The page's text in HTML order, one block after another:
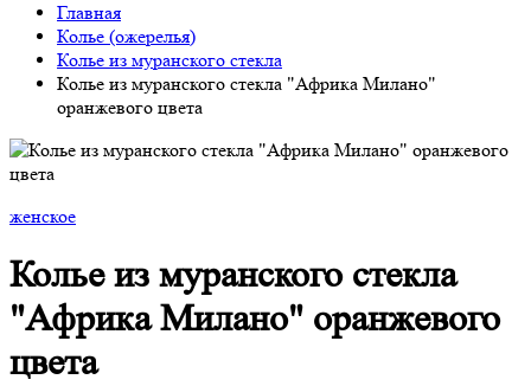
Главная
Колье (ожерелья)
Колье из муранского стекла
Колье из муранского стекла "Африка Милано"
оранжевого цвета
женское
Колье из муранского стекла
"Африка Милано" оранжевого
цвета